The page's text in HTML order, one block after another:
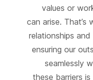
values or
can arise. That’s
relationships
ensuring our
seamlessly
these barriers